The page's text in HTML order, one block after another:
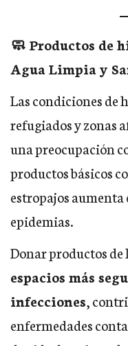
🧼 Productos de
Agua Limpia y
Las condiciones de
refugiados y zonas
una preocupación
productos básicos
estropajos aumenta
epidemias.
Donar productos
espacios más
infecciones,
enfermedades